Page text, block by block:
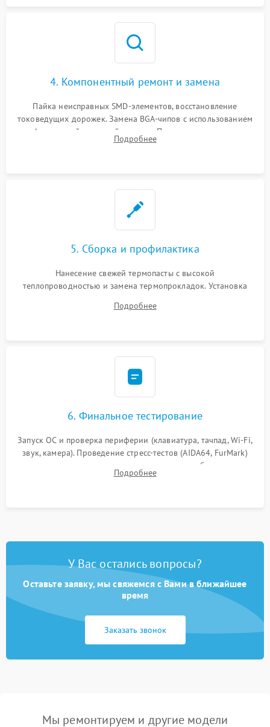
4. Компонентный ремонт и замена
Пайка неисправных SMD-элементов, восстановление
токоведущих дорожек. Замена BGA-чипов с использованием
инфракрасной паяльной станции. Прошивка микросхемы
BIOS или замена поврежденных портов USB
Подробнее
5. Сборка и профилактика
Нанесение свежей термопасты с высокой
теплопроводностью и замена термопрокладок. Установка
шлейфов, модулей памяти и накопителей. Предварительная
Подробнее
6. Финальное тестирование
Запуск ОС и проверка периферии (клавиатура, тачпад, Wi-Fi,
звук, камера). Проведение стресс-тестов (AIDA64, FurMark)
для контроля температурного режима и стабильности
системы под пиковой нагрузкой.
Подробнее
У Вас остались вопросы?
Оставьте заявку, мы свяжемся с Вами в ближайшее
время
Заказать звонок
Мы ремонтируем и другие модели